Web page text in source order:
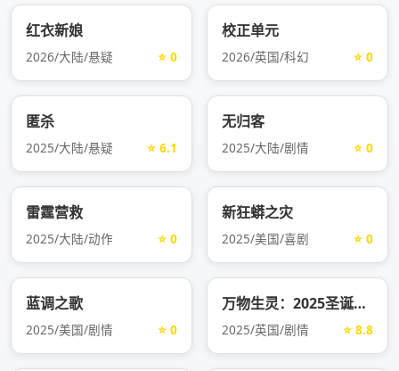
红衣新娘
2026/大陆/悬疑 ⭐ 0
‌校正单元‌
2026/英国/科幻 ⭐ 0
匿杀
2025/大陆/悬疑 ⭐ 6.1
无归客
2025/大陆/剧情 ⭐ 0
雷霆营救
2025/大陆/动作 ⭐ 0
新狂蟒之灾
2025/美国/喜剧 ⭐ 0
蓝调之歌
2025/美国/剧情 ⭐ 0
万物生灵：2025圣诞特别集
2025/英国/剧情 ⭐ 8.8